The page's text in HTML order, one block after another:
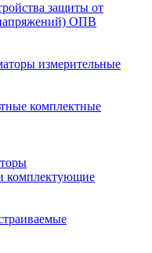
защиты от
ОПВ
измерительные
комплектные
комплектующие